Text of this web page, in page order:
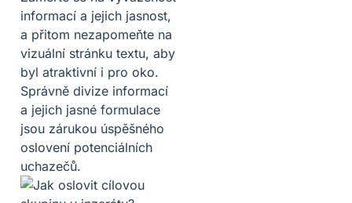
informací a jejich jasnost,
a přitom nezapomeňte na
vizuální stránku textu, aby
byl atraktivní i pro oko.
Správně divize informací
a jejich jasné formulace
jsou zárukou úspěšného
oslovení potenciálních
uchazečů.